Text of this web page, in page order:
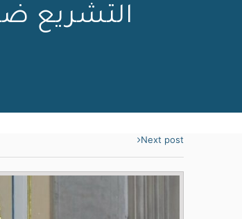
Next post